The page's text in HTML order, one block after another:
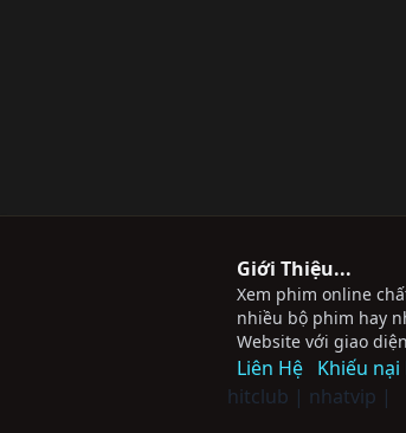
Giới Thiệu...
Xem phim online
nhiều bộ phim hay
Website với giao
Liên Hệ Khiếu
hitclub | nhatvip |